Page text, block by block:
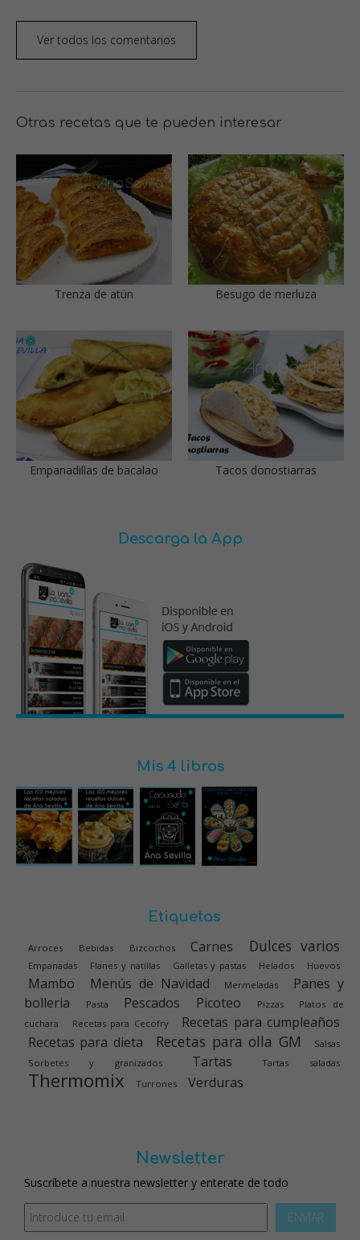
Ver todos los comentarios
Otras recetas que te pueden interesar
Trenza de atún Besugo de merluza
Empanadillas de bacalao Tacos donostiarras
Descarga la App
Mis 4 libros
Etiquetas
Arroces Bebidas Bizcochos Carnes Dulces varios
Empanadas Flanes y natillas Galletas y pastas Helados Huevos
Mambo Menús de Navidad Mermeladas
Panes y
bolleria
Pasta Pescados Picoteo Pizzas
Platos de
cuchara
Recetas para Cecofry
Recetas para cumpleaños
Recetas para dieta
Recetas para olla GM
Salsas
Sorbetes y granizados
Tartas Tartas saladas
Thermomix Turrones Verduras
Newsletter
Suscríbete a nuestra newsletter y enterate de todo
ENVIAR